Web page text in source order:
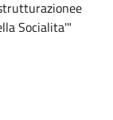
Socialita'"